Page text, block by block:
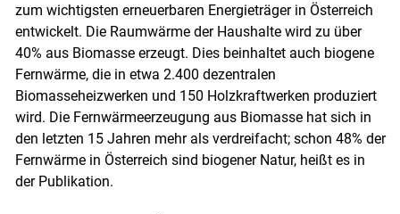
zum wichtigsten erneuerbaren Energieträger in Österreich
entwickelt. Die Raumwärme der Haushalte wird zu über
40% aus Biomasse erzeugt. Dies beinhaltet auch biogene
Fernwärme, die in etwa 2.400 dezentralen
Biomasseheizwerken und 150 Holzkraftwerken produziert
wird. Die Fernwärmeerzeugung aus Biomasse hat sich in
den letzten 15 Jahren mehr als verdreifacht; schon 48% der
Fernwärme in Österreich sind biogener Natur, heißt es in
der Publikation.